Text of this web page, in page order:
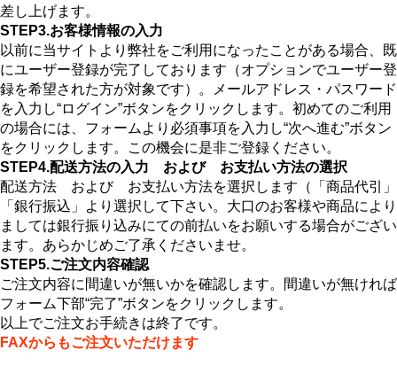
差し上げます。
STEP3.お客様情報の入力
以前に当サイトより弊社をご利用になったことがある場合、既
にユーザー登録が完了しております（オプションでユーザー登
録を希望された方が対象です）。メールアドレス・パスワード
を入力し“ログイン”ボタンをクリックします。初めてのご利用
の場合には、フォームより必須事項を入力し“次へ進む”ボタン
をクリックします。この機会に是非ご登録ください。
STEP4.配送方法の入力 および お支払い方法の選択
配送方法 および お支払い方法を選択します（「商品代引」
「銀行振込」より選択して下さい。大口のお客様や商品により
ましては銀行振り込みにての前払いをお願いする場合がござい
ます。あらかじめご了承くださいませ。
STEP5.ご注文内容確認
ご注文内容に間違いが無いかを確認します。間違いが無ければ
フォーム下部“完了”ボタンをクリックします。
以上でご注文お手続きは終了です。
FAXからもご注文いただけます